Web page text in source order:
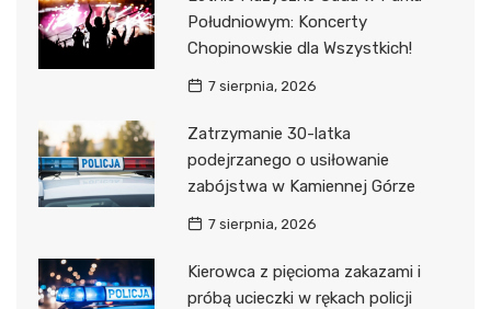
Południowym: Koncerty
Chopinowskie dla Wszystkich!
7 sierpnia, 2026
Zatrzymanie 30-latka
podejrzanego o usiłowanie
zabójstwa w Kamiennej Górze
7 sierpnia, 2026
Kierowca z pięcioma zakazami i
próbą ucieczki w rękach policji